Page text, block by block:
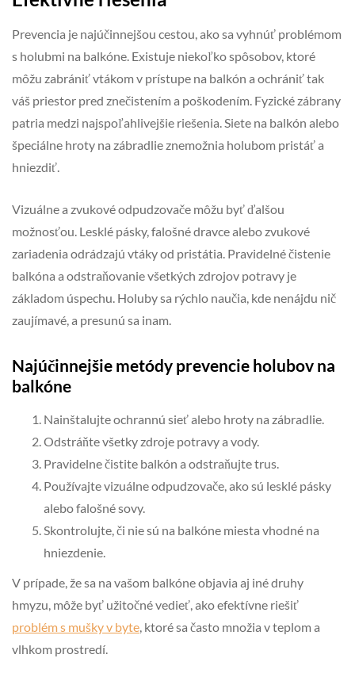
Prevencia je najúčinnejšou cestou, ako sa vyhnúť problémom
s holubmi na balkóne. Existuje niekoľko spôsobov, ktoré
môžu zabrániť vtákom v prístupe na balkón a ochrániť tak
váš priestor pred znečistením a poškodením. Fyzické zábrany
patria medzi najspoľahlivejšie riešenia. Siete na balkón alebo
špeciálne hroty na zábradlie znemožnia holubom pristáť a
hniezdiť.
Vizuálne a zvukové odpudzovače môžu byť ďalšou
možnosťou. Lesklé pásky, falošné dravce alebo zvukové
zariadenia odrádzajú vtáky od pristátia. Pravidelné čistenie
balkóna a odstraňovanie všetkých zdrojov potravy je
základom úspechu. Holuby sa rýchlo naučia, kde nenájdu nič
zaujímavé, a presunú sa inam.
Najúčinnejšie metódy prevencie holubov na
balkóne
Nainštalujte ochrannú sieť alebo hroty na zábradlie.
Odstráňte všetky zdroje potravy a vody.
Pravidelne čistite balkón a odstraňujte trus.
Používajte vizuálne odpudzovače, ako sú lesklé pásky
alebo falošné sovy.
Skontrolujte, či nie sú na balkóne miesta vhodné na
hniezdenie.
V prípade, že sa na vašom balkóne objavia aj iné druhy
hmyzu, môže byť užitočné vedieť, ako efektívne riešiť
problém s mušky v byte, ktoré sa často množia v teplom a
vlhkom prostredí.